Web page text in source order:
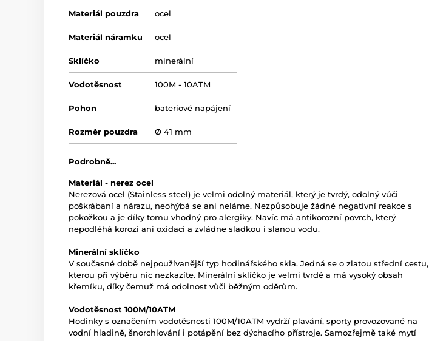
Materiál pouzdra ocel
Materiál náramku ocel
Sklíčko minerální
Vodotěsnost 100M - 10ATM
Pohon bateriové napájení
Rozměr pouzdra Ø 41 mm
Podrobně...
Materiál - nerez ocel
Nerezová ocel (Stainless steel) je velmi odolný materiál, který je tvrdý, odolný vůči
poškrábaní a nárazu, neohýbá se ani neláme. Nezpůsobuje žádné negativní reakce s
pokožkou a je díky tomu vhodný pro alergiky. Navíc má antikorozní povrch, který
nepodléhá korozi ani oxidaci a zvládne sladkou i slanou vodu.
Minerální sklíčko
V současné době nejpoužívanější typ hodinářského skla. Jedná se o zlatou střední cestu,
kterou při výběru nic nezkazíte. Minerální sklíčko je velmi tvrdé a má vysoký obsah
křemíku, díky čemuž má odolnost vůči běžným oděrům.
Vodotěsnost 100M/10ATM
Hodinky s označením vodotěsnosti 100M/10ATM vydrží plavání, sporty provozované na
vodní hladině, šnorchlování i potápění bez dýchacího přístroje. Samozřejmě také mytí